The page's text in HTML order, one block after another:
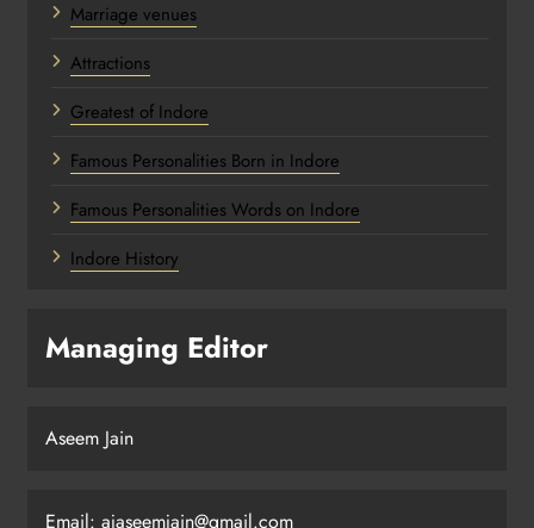
Marriage venues
Attractions
Greatest of Indore
Famous Personalities Born in Indore
Famous Personalities Words on Indore
Indore History
Managing Editor
Aseem Jain
Email: ajaseemjain@gmail.com